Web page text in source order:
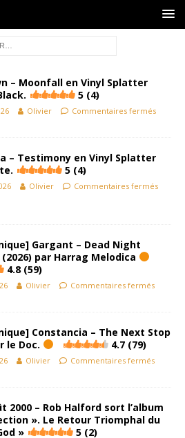
– Moonfall en Vinyl Splatter
5 (4)
Olivier Commentaires fermés
– Testimony en Vinyl Splatter
5 (4)
Olivier Commentaires fermés
Gargant – Dead Night
par Harrag Melodica
4.8 (59)
Olivier Commentaires fermés
Constancia – The Next Stop
le Doc.
4.7 (79)
Olivier Commentaires fermés
2000 – Rob Halford sort l’album
». Le Retour Triomphal du
»
5 (2)